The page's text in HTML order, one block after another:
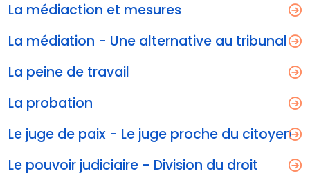
La médiaction et mesures
La médiation - Une alternative au tribunal
La peine de travail
La probation
Le juge de paix - Le juge proche du citoyen
Le pouvoir judiciaire - Division du droit